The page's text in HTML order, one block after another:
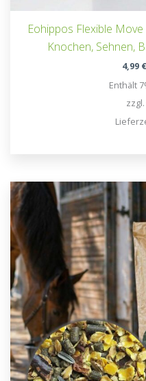
Eohippos Flexible
Knochen, Sehnen,
4,99 €
Enthält
zzgl.